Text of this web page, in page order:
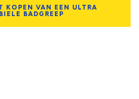
KOPEN VAN EEN ULTRA
BADGREEP